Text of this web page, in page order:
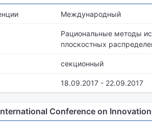
Международный
Рациональные методы
плоскостных
секционный
18.09.2017 - 22.09.2017
Conference on